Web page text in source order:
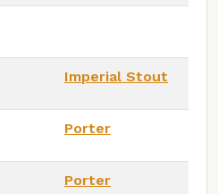
Imperial Stout
Porter
Porter